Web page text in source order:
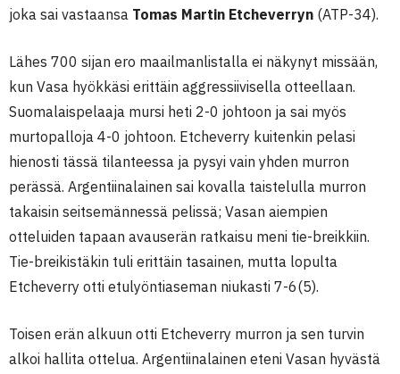
joka sai vastaansa Tomas Martin Etcheverryn (ATP-34).
Lähes 700 sijan ero maailmanlistalla ei näkynyt missään,
kun Vasa hyökkäsi erittäin aggressiivisella otteellaan.
Suomalaispelaaja mursi heti 2-0 johtoon ja sai myös
murtopalloja 4-0 johtoon. Etcheverry kuitenkin pelasi
hienosti tässä tilanteessa ja pysyi vain yhden murron
perässä. Argentiinalainen sai kovalla taistelulla murron
takaisin seitsemännessä pelissä; Vasan aiempien
otteluiden tapaan avauserän ratkaisu meni tie-breikkiin.
Tie-breikistäkin tuli erittäin tasainen, mutta lopulta
Etcheverry otti etulyöntiaseman niukasti 7-6(5).
Toisen erän alkuun otti Etcheverry murron ja sen turvin
alkoi hallita ottelua. Argentiinalainen eteni Vasan hyvästä